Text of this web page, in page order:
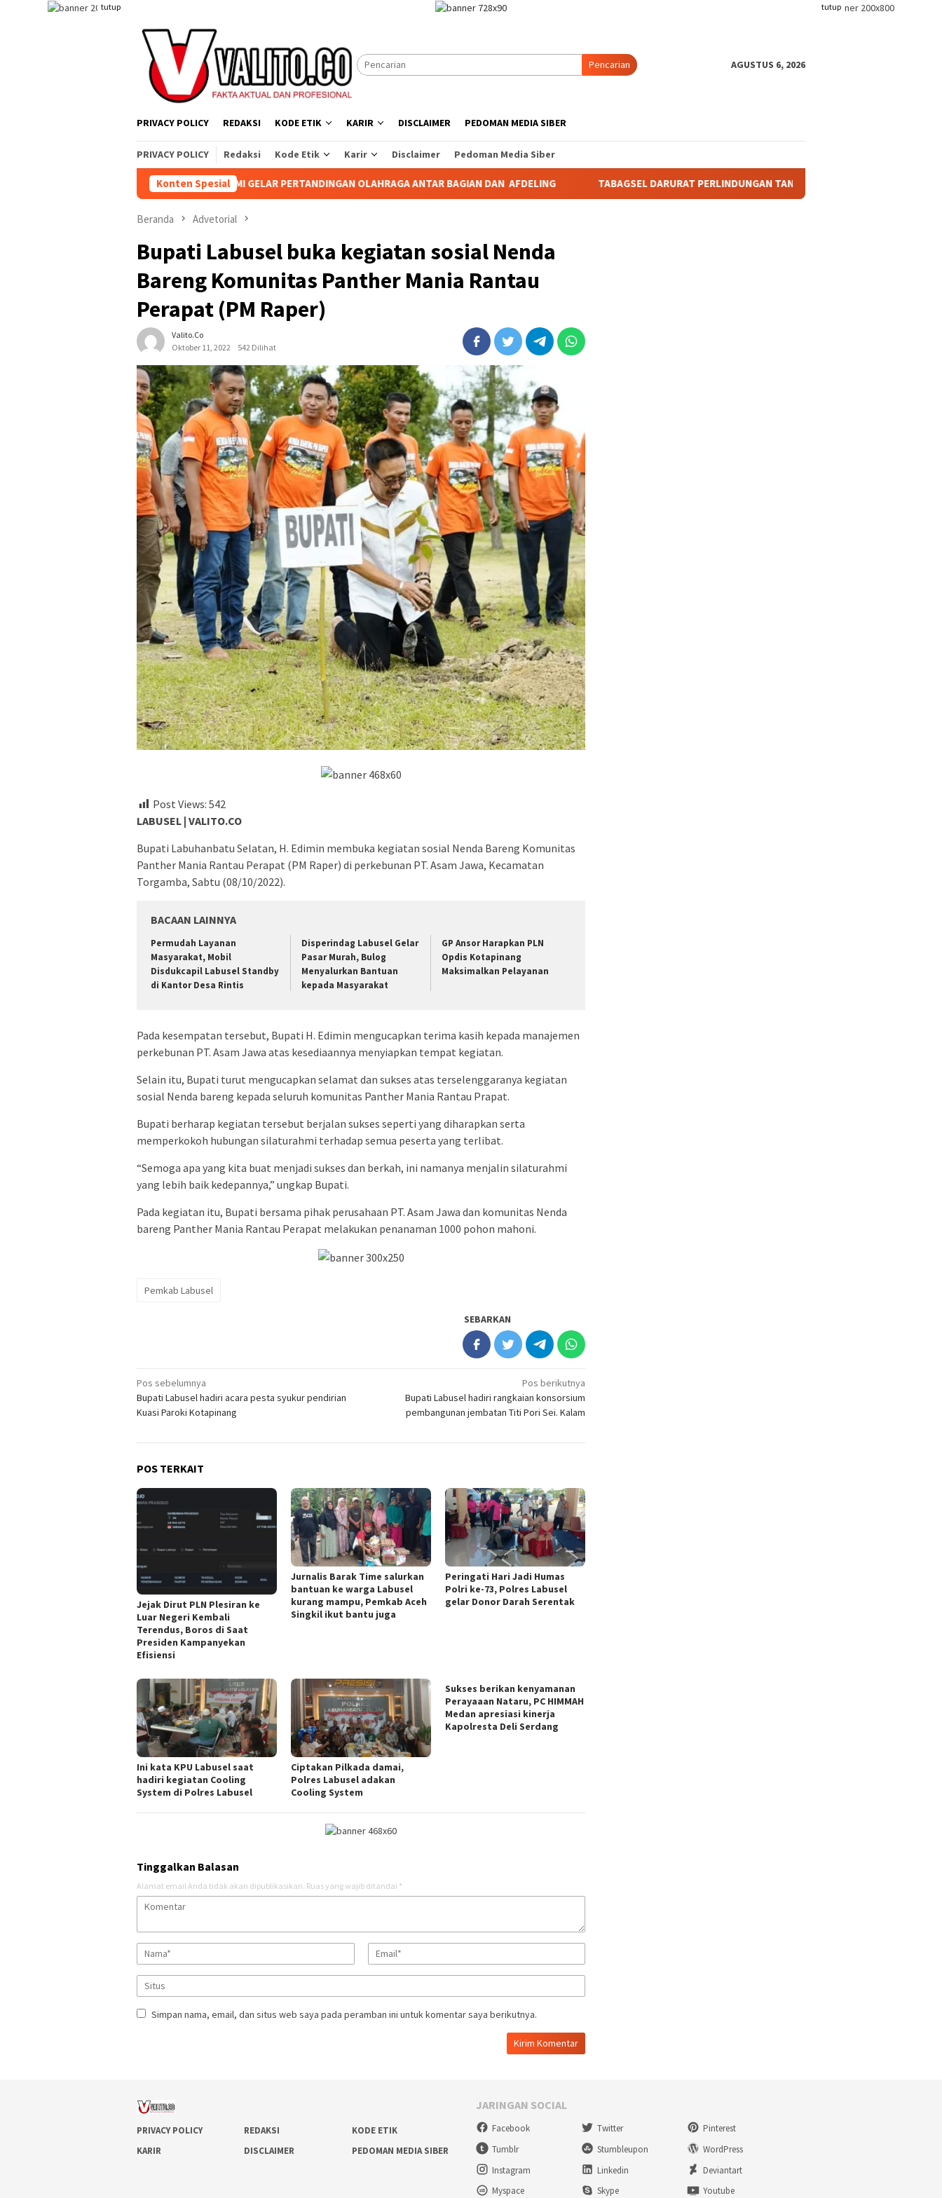
tutup tutup
Pencarian AGUSTUS 6, 2026
PRIVACY POLICY REDAKSI KODE ETIK KARIR DISCLAIMER PEDOMAN MEDIA SIBER
PRIVACY POLICY Redaksi Kode Etik Karir Disclaimer Pedoman Media Siber
Konten Spesial
AEK NABARA SELATAN RESMI GELAR PERTANDINGAN OLAHRAGA ANTAR BAGIAN DAN AFDELING TABAGSEL DARURAT PERLINDUNGAN TANAH ADAT: KETIKA TANAH LELUHUR TAK PUNYA
Beranda Advetorial
Bupati Labusel buka kegiatan sosial Nenda
Bareng Komunitas Panther Mania Rantau
Perapat (PM Raper)
Valito.co
Oktober 11, 2022
542 Dilihat
Post Views: 542
LABUSEL | VALITO.CO
Bupati Labuhanbatu Selatan, H. Edimin membuka kegiatan sosial Nenda Bareng Komunitas
Panther Mania Rantau Perapat (PM Raper) di perkebunan PT. Asam Jawa, Kecamatan
Torgamba, Sabtu (08/10/2022).
BACAAN LAINNYA
Permudah Layanan
Masyarakat, Mobil
Disdukcapil Labusel Standby
di Kantor Desa Rintis
Disperindag Labusel Gelar
Pasar Murah, Bulog
Menyalurkan Bantuan
kepada Masyarakat
GP Ansor Harapkan PLN
Opdis Kotapinang
Maksimalkan Pelayanan
Pada kesempatan tersebut, Bupati H. Edimin mengucapkan terima kasih kepada manajemen
perkebunan PT. Asam Jawa atas kesediaannya menyiapkan tempat kegiatan.
Selain itu, Bupati turut mengucapkan selamat dan sukses atas terselenggaranya kegiatan
sosial Nenda bareng kepada seluruh komunitas Panther Mania Rantau Prapat.
Bupati berharap kegiatan tersebut berjalan sukses seperti yang diharapkan serta
memperkokoh hubungan silaturahmi terhadap semua peserta yang terlibat.
“Semoga apa yang kita buat menjadi sukses dan berkah, ini namanya menjalin silaturahmi
yang lebih baik kedepannya,” ungkap Bupati.
Pada kegiatan itu, Bupati bersama pihak perusahaan PT. Asam Jawa dan komunitas Nenda
bareng Panther Mania Rantau Perapat melakukan penanaman 1000 pohon mahoni.
Pemkab Labusel
SEBARKAN
Navigasi
pos
Pos sebelumnya
Bupati Labusel hadiri acara pesta syukur pendirian
Kuasi Paroki Kotapinang
Pos berikutnya
Bupati Labusel hadiri rangkaian konsorsium
pembangunan jembatan Titi Pori Sei. Kalam
POS TERKAIT
Jejak Dirut PLN Plesiran ke
Luar Negeri Kembali
Terendus, Boros di Saat
Presiden Kampanyekan
Efisiensi
Jurnalis Barak Time salurkan
bantuan ke warga Labusel
kurang mampu, Pemkab Aceh
Singkil ikut bantu juga
Peringati Hari Jadi Humas
Polri ke-73, Polres Labusel
gelar Donor Darah Serentak
Ini kata KPU Labusel saat
hadiri kegiatan Cooling
System di Polres Labusel
Ciptakan Pilkada damai,
Polres Labusel adakan
Cooling System
Sukses berikan kenyamanan
Perayaaan Nataru, PC HIMMAH
Medan apresiasi kinerja
Kapolresta Deli Serdang
Tinggalkan Balasan
Alamat email Anda tidak akan dipublikasikan. Ruas yang wajib ditandai *
Simpan nama, email, dan situs web saya pada peramban ini untuk komentar saya berikutnya.
PRIVACY POLICY REDAKSI
KODE ETIK
KARIR
DISCLAIMER PEDOMAN MEDIA SIBER
JARINGAN SOCIAL
Facebook Twitter
Pinterest
Tumblr
Stumbleupon
WordPress
Instagram
Linkedin
Deviantart
Myspace
Skype Youtube